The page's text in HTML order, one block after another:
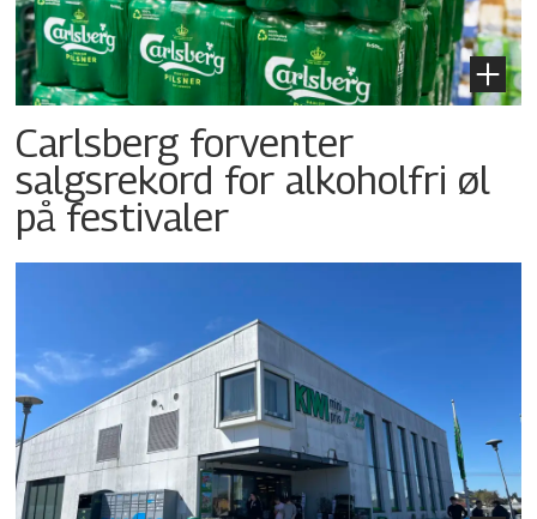
Carlsberg forventer
salgsrekord for alkoholfri øl
på festivaler